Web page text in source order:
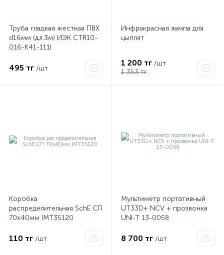
Труба гладкая жесткая ПВХ
d16мм (дл.3м) ИЭК CTR10-
016-K41-111I
495 тг /шт
Инфракрасная лампа для
цыплят
1 200 тг /шт
1 353 тг
Коробка
распределительная SchE СП
70х40мм IMT35120
110 тг /шт
Мультиметр портативный
UT33D+ NCV + прозвонка
UNI-T 13-0058
8 700 тг /шт